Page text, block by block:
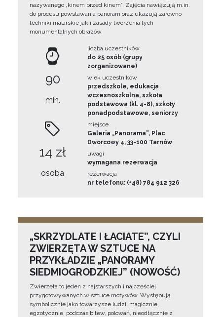
nazywanego „kinem przed kinem”. Zajęcia nawiązują m.in.
do procesu powstawania panoram oraz ukazują zarówno
techniki malarskie jak i zasady tworzenia tych
monumentalnych obrazów.
90
min.
14 zł
osoba
liczba uczestników
do 25 osób (grupy
zorganizowane)
wiek uczestników
przedszkole, edukacja
wczesnoszkolna, szkoła
podstawowa (kl. 4-8), szkoły
ponadpodstawowe, seniorzy
miejsce
Galeria „Panorama”, Plac
Dworcowy 4, 33-100 Tarnów
uwagi
wymagana rezerwacja
rezerwacja
nr telefonu: (+48) 784 912 326
„SKRZYDLATE I ŁACIATE”, CZYLI
ZWIERZĘTA W SZTUCE NA
PRZYKŁADZIE „PANORAMY
SIEDMIOGRODZKIEJ” (NOWOŚĆ)
Zwierzęta to jeden z najstarszych i najczęściej
przygotowywanych w sztuce motywów. Występują
symbolicznie jako towarzysze ludzi, magicznie,
egzotycznie, podczas bitew, polowań, nieodłącznie z